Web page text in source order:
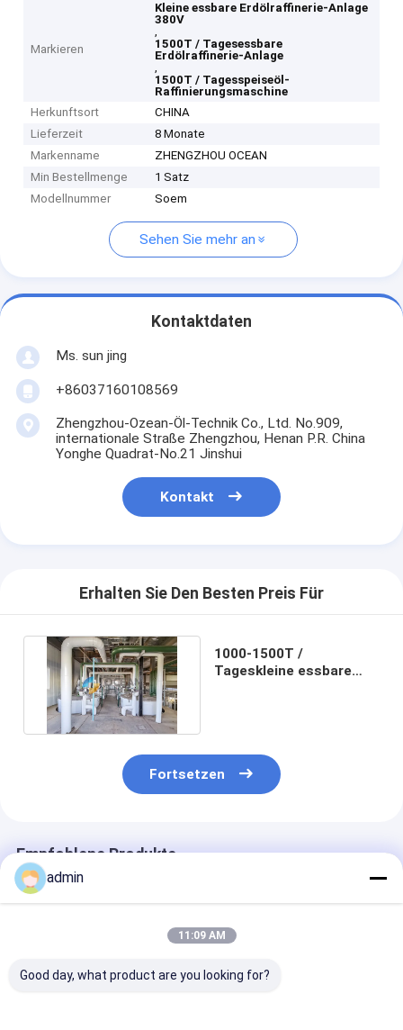
Markieren
Kleine essbare Erdölraffinerie-Anlage
380V
,
1500T / Tagesessbare
Erdölraffinerie-Anlage
,
1500T / Tagesspeiseöl-
Raffinierungsmaschine
Herkunftsort
CHINA
Lieferzeit
8 Monate
Markenname
ZHENGZHOU OCEAN
Min Bestellmenge
1 Satz
Modellnummer
Soem
Sehen Sie mehr an
Kontaktdaten
Ms. sun jing
+86037160108569
Zhengzhou-Ozean-Öl-Technik Co., Ltd. No.909,
internationale Straße Zhengzhou, Henan P.R. China
Yonghe Quadrat-No.21 Jinshui
Kontakt
Erhalten Sie Den Besten Preis Für
1000-1500T /
Tageskleine essbare
Fortsetzen
Empfohlene Produkte
admin
11:09 AM
Good day, what product are you looking for?